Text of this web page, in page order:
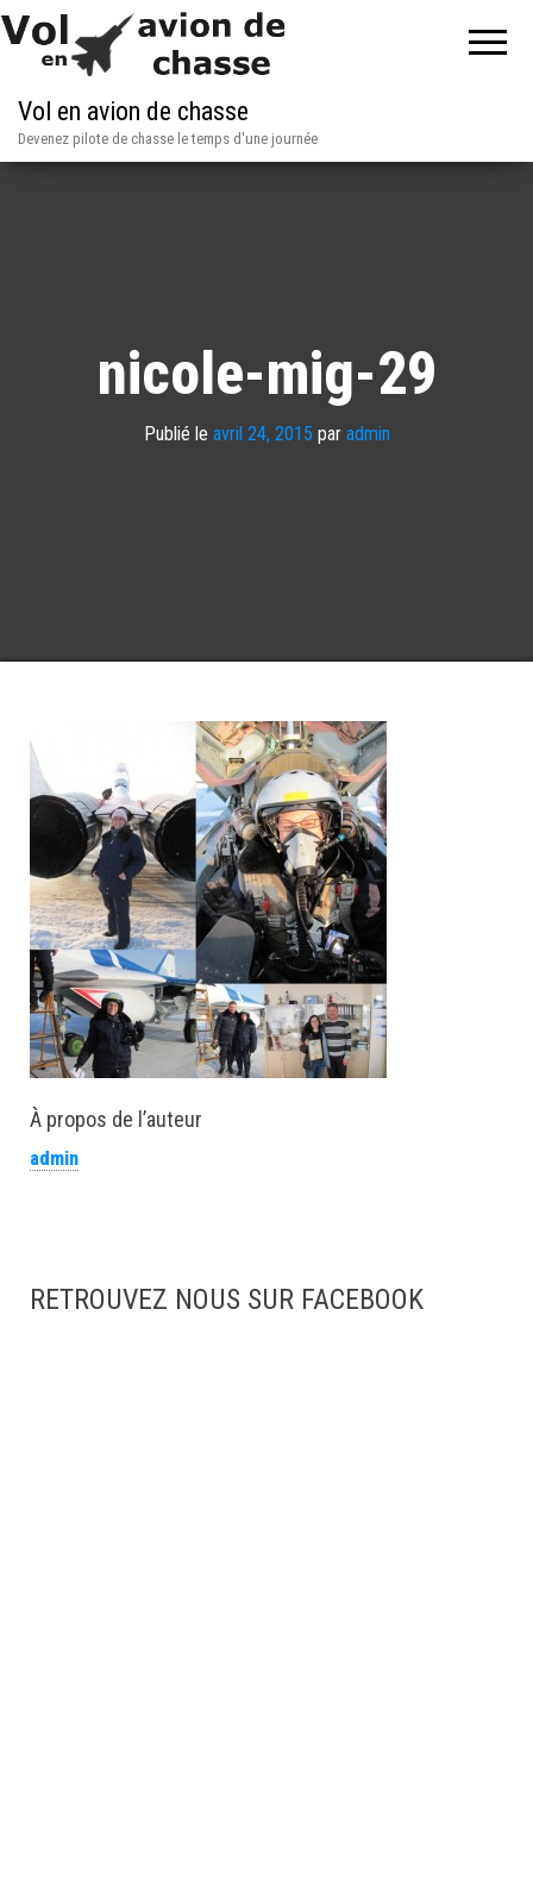
Vol en avion de chasse
Devenez pilote de chasse le temps d'une journée
nicole-mig-29
Publié le avril 24, 2015 par admin
À propos de l’auteur
admin
RETROUVEZ NOUS SUR FACEBOOK